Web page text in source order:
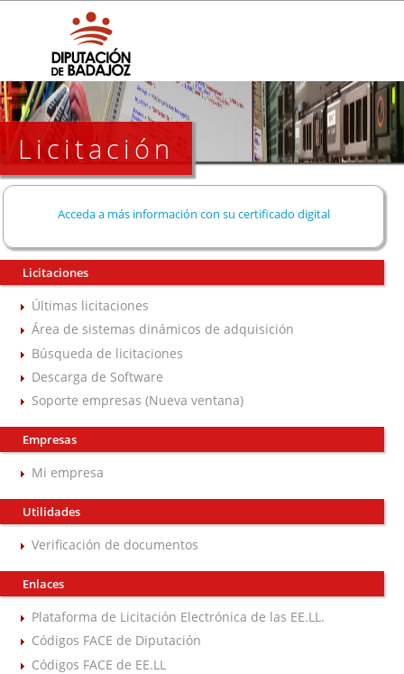
Licitación
Acceda a más información con su certificado digital
Licitaciones
Últimas licitaciones
Área de sistemas dinámicos de adquisición
Búsqueda de licitaciones
Descarga de Software
Soporte empresas (Nueva ventana)
Empresas
Mi empresa
Utilidades
Verificación de documentos
Enlaces
Plataforma de Licitación Electrónica de las EE.LL.
Códigos FACE de Diputación
Códigos FACE de EE.LL